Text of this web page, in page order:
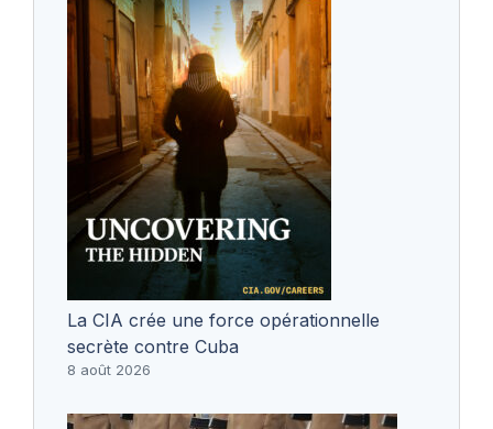
La CIA crée une force opérationnelle
secrète contre Cuba
8 août 2026